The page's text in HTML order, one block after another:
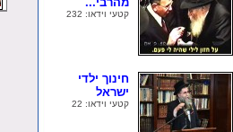
קטעי וידאו: 232
חינוך ילדי
ישראל
קטעי וידאו: 22